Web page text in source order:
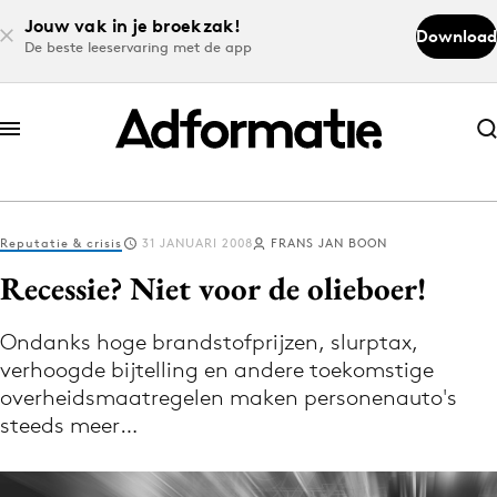
Jouw vak in je broekzak!
De beste leeservaring met de app
Download
Abonneer nu
Abonneer nu
Log in
Download de app
Volg het laatste nieuws via de Adformatie
Nieuws app
Reputatie & crisis 31 JANUARI 2008 FRANS JAN BOON
Recessie? Niet voor de olieboer!
Ondanks hoge brandstofprijzen, slurptax,
verhoogde bijtelling en andere toekomstige
overheidsmaatregelen maken personenauto's
steeds meer…